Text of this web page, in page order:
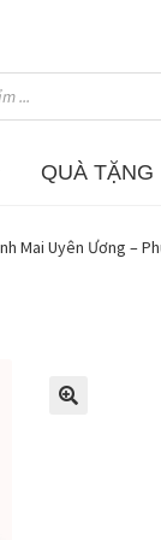
QUÀ TẶNG
in Giclee Catalogue
Mai Uyên Ương –